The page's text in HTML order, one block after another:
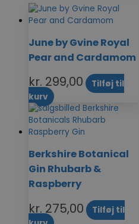
June by Gvine Royal
Pear and Cardamom
kr. 299,00
Tilføj til
kurv
Berkshire Botanical
Gin Rhubarb &
Raspberry
kr. 275,00
Tilføj til